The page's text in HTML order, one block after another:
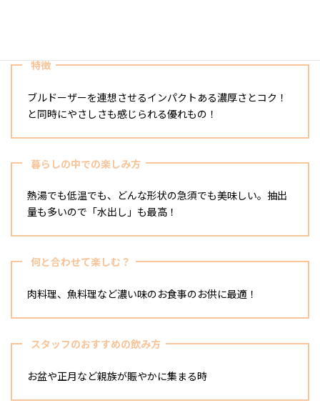
特徴
ブルドーザーを連想させるインパクトある濃厚さとコク！
と同時にやさしさも感じられる優れもの！
暮らしの中での楽しみ方
熱湯でも低温でも、どんな形状の急須でも美味しい。抽出
量も多いので「水出し」も最高！
何と合わせて楽しむ？
肉料理、魚料理など濃い味のお食事のお供に最適！
スタッフのおすすめの飲み方
お盆や正月など親族が賑やかに集まる時